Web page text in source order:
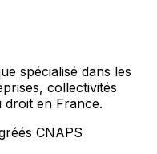
spécialisé dans les
collectivités
en France.
CNAPS